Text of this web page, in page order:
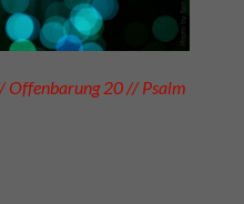
Offenbarung 20 // Psalm